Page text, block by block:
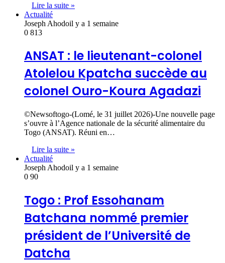
Lire la suite »
Actualité
Joseph Ahodoil y a 1 semaine
0 813
ANSAT : le lieutenant-colonel
Atolelou Kpatcha succède au
colonel Ouro-Koura Agadazi
©Newsoftogo-(Lomé, le 31 juillet 2026)-Une nouvelle page
s’ouvre à l’Agence nationale de la sécurité alimentaire du
Togo (ANSAT). Réuni en…
Lire la suite »
Actualité
Joseph Ahodoil y a 1 semaine
0 90
Togo : Prof Essohanam
Batchana nommé premier
président de l’Université de
Datcha